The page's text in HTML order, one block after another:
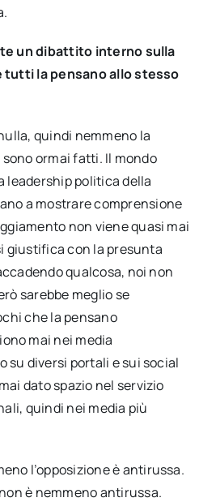
un dibattito interno sulla
tutti la pensano allo stesso
quindi nemmeno la
ormai fatti. Il mondo
leadership politica della
a mostrare comprensione
non viene quasi mai
giustifica con la presunta
qualcosa, noi non
sarebbe meglio se
che la pensano
mai nei media
su diversi portali e sui social
dato spazio nel servizio
quindi nei media più
l’opposizione è antirussa.
è nemmeno antirussa.